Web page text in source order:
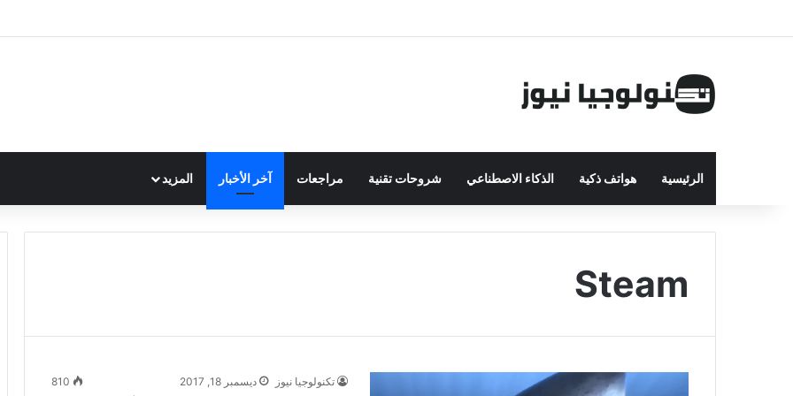
الرئيسية هواتف ذكية الذكاء الاصطناعي شروحات تقنية مراجعات آخر الأخبار المزيد
Steam
تكنولوجيا نيوز ديسمبر 18, 2017 810